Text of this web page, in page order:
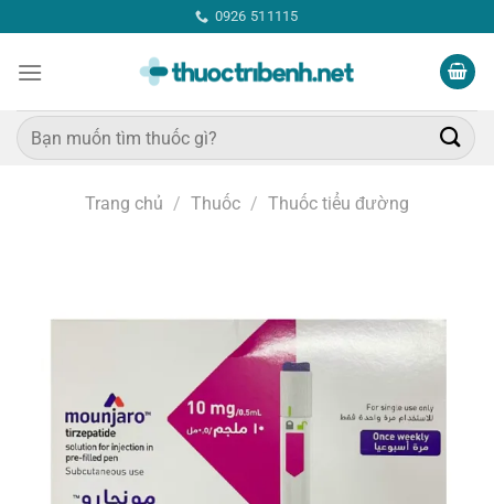
qua
nội
0926 511115
Tìm
kiếm:
Trang chủ / Thuốc / Thuốc tiểu đường